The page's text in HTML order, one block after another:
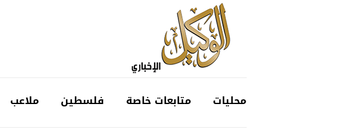
محليات متابعات خاصة فلسطين ملاعب